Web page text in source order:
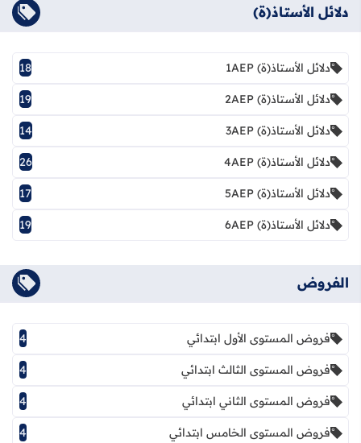
دلائل الأستاذ(ة)
دلائل الأستاذ(ة) 1AEP 18
دلائل الأستاذ(ة) 2AEP 19
دلائل الأستاذ(ة) 3AEP 14
دلائل الأستاذ(ة) 4AEP 26
دلائل الأستاذ(ة) 5AEP 17
دلائل الأستاذ(ة) 6AEP 19
الفروض
فروض المستوى الأول ابتدائي 4
فروض المستوى الثالث ابتدائي 4
فروض المستوى الثاني ابتدائي 4
فروض المستوى الخامس ابتدائي 4